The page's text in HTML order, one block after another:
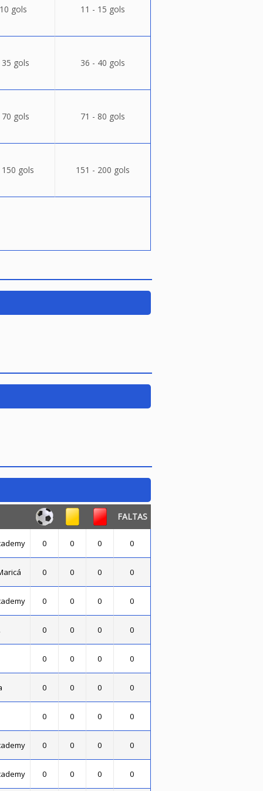
gols 11 - 15 gols
gols 36 - 40 gols
gols 71 - 80 gols
gols 151 - 200 gols
FALTAS
0 0 0 0
0 0 0 0
0 0 0 0
0 0 0 0
0 0 0 0
0 0 0 0
0 0 0 0
0 0 0 0
0 0 0 0